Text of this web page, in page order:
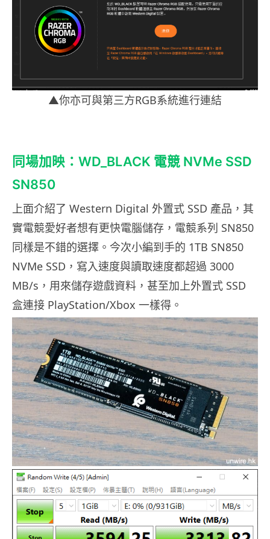
▲你亦可與第三方RGB系統進行連結
同場加映：WD_BLACK 電競 NVMe SSD
SN850
上面介紹了 Western Digital 外置式 SSD 產品，其
實電競愛好者想有更快電腦儲存，電競系列 SN850
同樣是不錯的選擇。今次小編到手的 1TB SN850
NVMe SSD，寫入速度與讀取速度都超過 3000
MB/s，用來儲存遊戲資料，甚至加上外置式 SSD
盒連接 PlayStation/Xbox 一樣得。